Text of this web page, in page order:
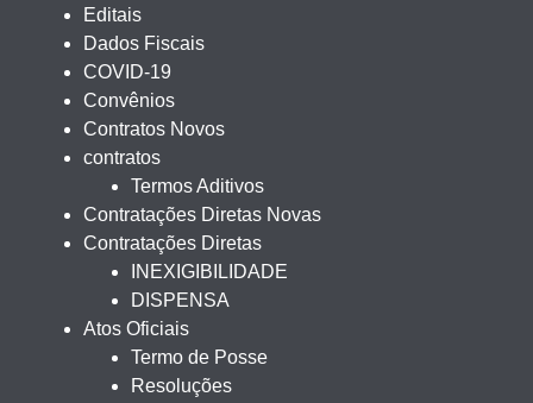
Editais
Dados Fiscais
COVID-19
Convênios
Contratos Novos
contratos
Termos Aditivos
Contratações Diretas Novas
Contratações Diretas
INEXIGIBILIDADE
DISPENSA
Atos Oficiais
Termo de Posse
Resoluções